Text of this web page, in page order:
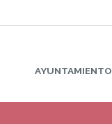
AYUNTAMIENTO